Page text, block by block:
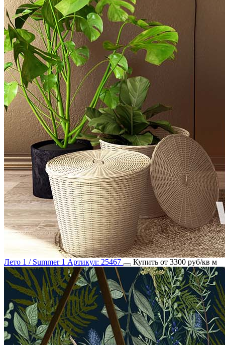
Лето 1 / Summer 1 Артикул: 25467 Купить от 3300 руб/кв м